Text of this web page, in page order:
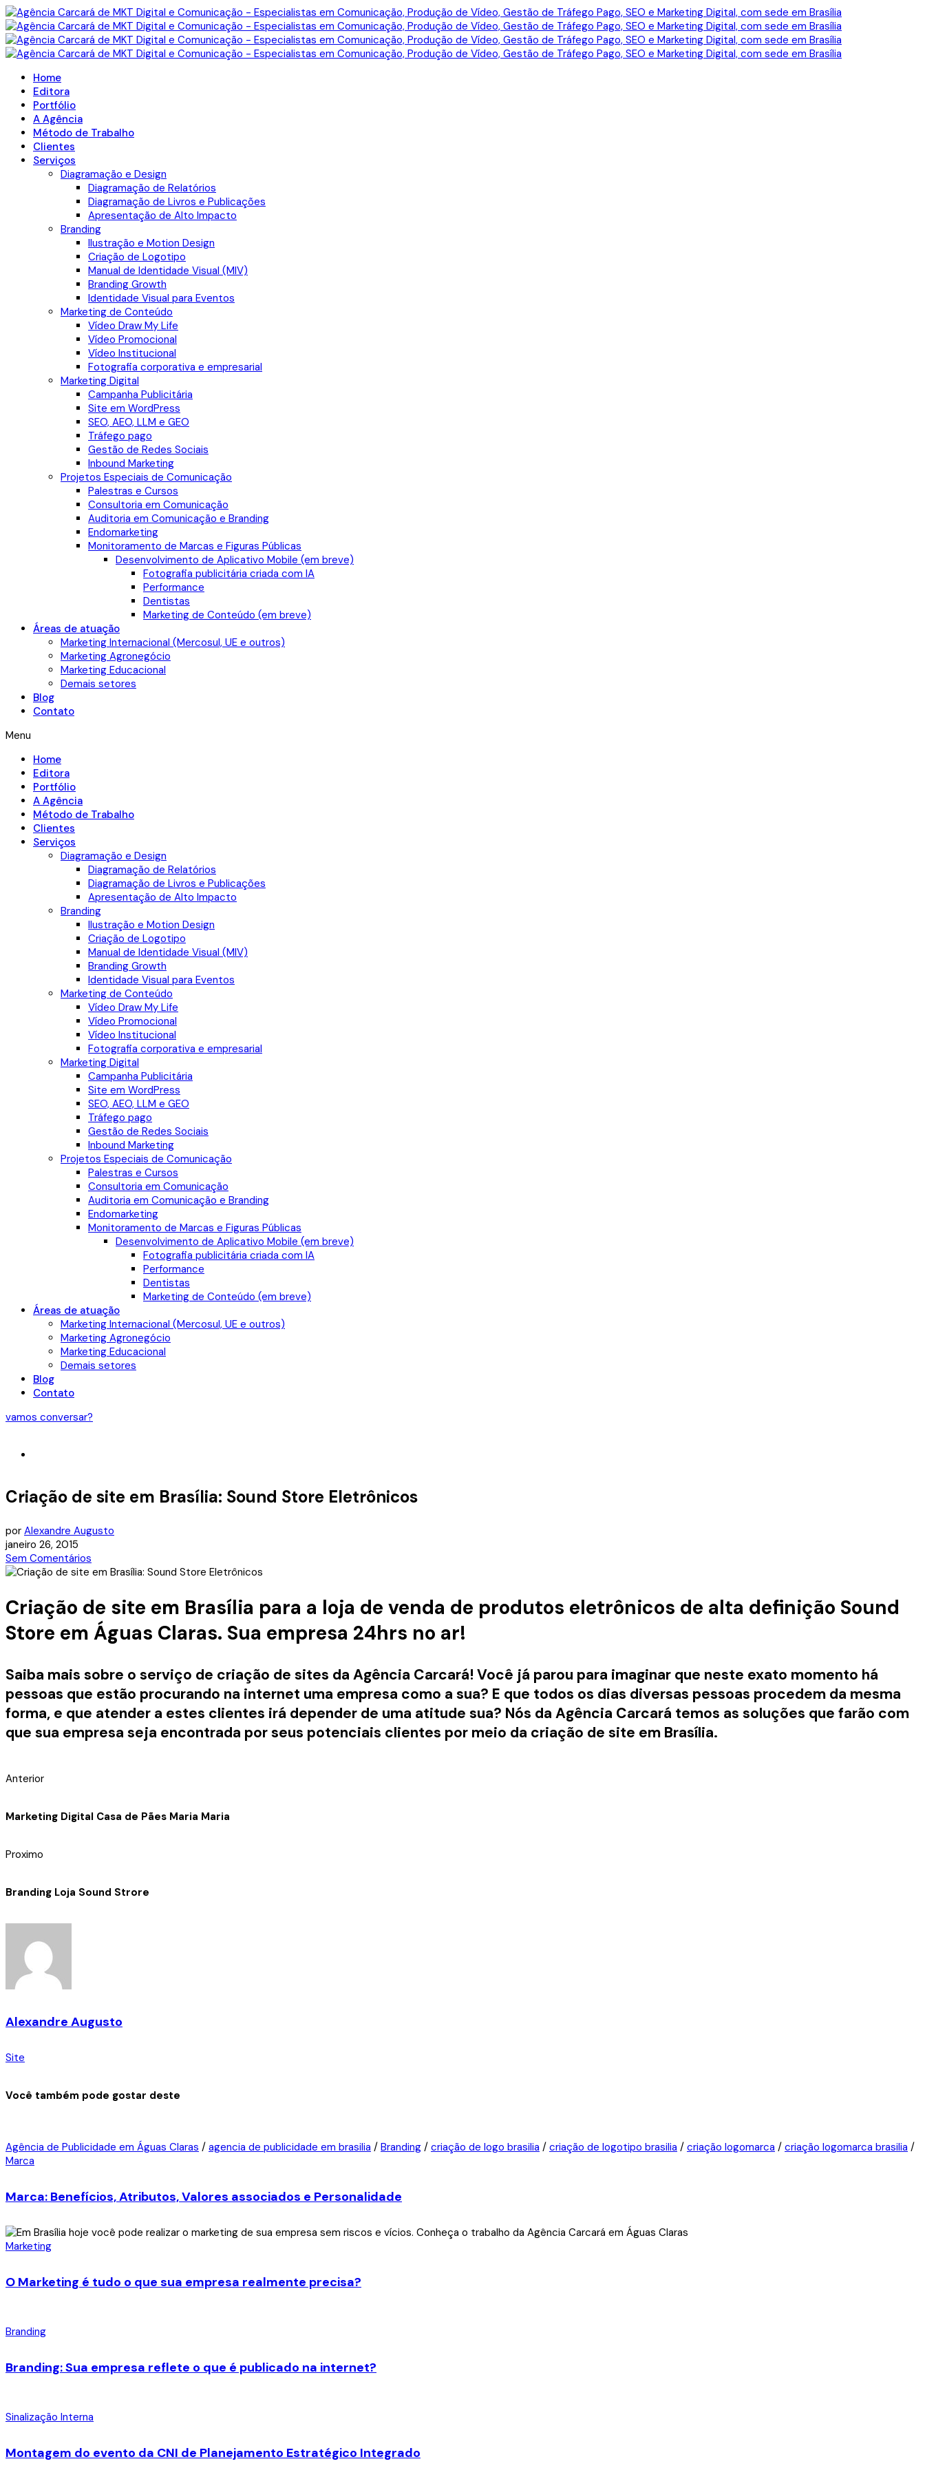
Home
Editora
Portfólio
A Agência
Método de Trabalho
Clientes
Serviços
Diagramação e Design
Diagramação de Relatórios
Diagramação de Livros e Publicações
Apresentação de Alto Impacto
Branding
Ilustração e Motion Design
Criação de Logotipo
Manual de Identidade Visual (MIV)
Branding Growth
Identidade Visual para Eventos
Marketing de Conteúdo
Vídeo Draw My Life
Vídeo Promocional
Vídeo Institucional
Fotografia corporativa e empresarial
Marketing Digital
Campanha Publicitária
Site em WordPress
SEO, AEO, LLM e GEO
Tráfego pago
Gestão de Redes Sociais
Inbound Marketing
Projetos Especiais de Comunicação
Palestras e Cursos
Consultoria em Comunicação
Auditoria em Comunicação e Branding
Endomarketing
Monitoramento de Marcas e Figuras Públicas
Desenvolvimento de Aplicativo Mobile (em breve)
Fotografia publicitária criada com IA
Performance
Dentistas
Marketing de Conteúdo (em breve)
Áreas de atuação
Marketing Internacional (Mercosul, UE e outros)
Marketing Agronegócio
Marketing Educacional
Demais setores
Blog
Contato
Menu
Home
Editora
Portfólio
A Agência
Método de Trabalho
Clientes
Serviços
Diagramação e Design
Diagramação de Relatórios
Diagramação de Livros e Publicações
Apresentação de Alto Impacto
Branding
Ilustração e Motion Design
Criação de Logotipo
Manual de Identidade Visual (MIV)
Branding Growth
Identidade Visual para Eventos
Marketing de Conteúdo
Vídeo Draw My Life
Vídeo Promocional
Vídeo Institucional
Fotografia corporativa e empresarial
Marketing Digital
Campanha Publicitária
Site em WordPress
SEO, AEO, LLM e GEO
Tráfego pago
Gestão de Redes Sociais
Inbound Marketing
Projetos Especiais de Comunicação
Palestras e Cursos
Consultoria em Comunicação
Auditoria em Comunicação e Branding
Endomarketing
Monitoramento de Marcas e Figuras Públicas
Desenvolvimento de Aplicativo Mobile (em breve)
Fotografia publicitária criada com IA
Performance
Dentistas
Marketing de Conteúdo (em breve)
Áreas de atuação
Marketing Internacional (Mercosul, UE e outros)
Marketing Agronegócio
Marketing Educacional
Demais setores
Blog
Contato
vamos conversar?
Criação de site em Brasília: Sound Store Eletrônicos
por Alexandre Augusto
janeiro 26, 2015
Sem Comentários
Criação de site em Brasília para a loja de venda de produtos eletrônicos de alta definição Sound
Store em Águas Claras. Sua empresa 24hrs no ar!
Saiba mais sobre o serviço de criação de sites da Agência Carcará! Você já parou para imaginar que neste exato momento há
pessoas que estão procurando na internet uma empresa como a sua? E que todos os dias diversas pessoas procedem da mesma
forma, e que atender a estes clientes irá depender de uma atitude sua? Nós da Agência Carcará temos as soluções que farão com
que sua empresa seja encontrada por seus potenciais clientes por meio da criação de site em Brasília.
Anterior
Marketing Digital Casa de Pães Maria Maria
Proximo
Branding Loja Sound Strore
Alexandre Augusto
Site
Você também pode gostar deste
Agência de Publicidade em Águas Claras / agencia de publicidade em brasilia / Branding / criação de logo brasilia / criação de logotipo brasilia / criação logomarca / criação logomarca brasilia /
Marca
Marca: Benefícios, Atributos, Valores associados e Personalidade
Marketing
O Marketing é tudo o que sua empresa realmente precisa?
Branding
Branding: Sua empresa reflete o que é publicado na internet?
Sinalização Interna
Montagem do evento da CNI de Planejamento Estratégico Integrado